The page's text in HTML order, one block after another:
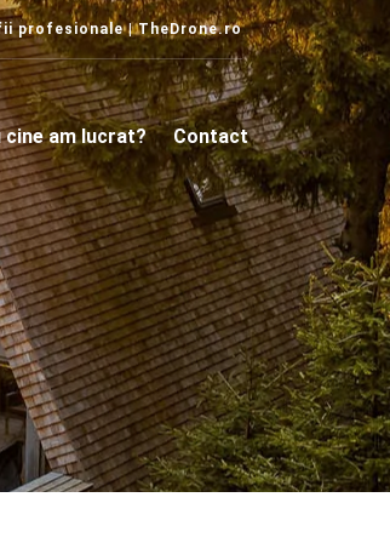
profesionale | TheDrone.ro
cine am lucrat? Contact